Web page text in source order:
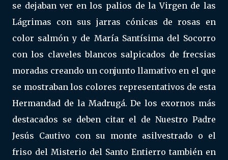
se dejaban ver en los palios de la Virgen de las
Lágrimas con sus jarras cónicas de rosas en
color salmón y de María Santísima del Socorro
con los claveles blancos salpicados de frecsias
moradas creando un conjunto llamativo en el que
se mostraban los colores representativos de esta
Hermandad de la Madrugá. De los exornos más
destacados se deben citar el de Nuestro Padre
Jesús Cautivo con su monte asilvestrado o el
friso del Misterio del Santo Entierro también en